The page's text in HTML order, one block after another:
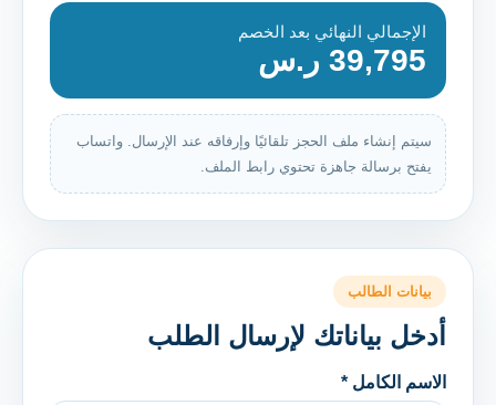
الإجمالي النهائي بعد الخصم
39,795 ر.س
سيتم إنشاء ملف الحجز تلقائيًا وإرفاقه عند الإرسال. واتساب
يفتح برسالة جاهزة تحتوي رابط الملف.
بيانات الطالب
أدخل بياناتك لإرسال الطلب
الاسم الكامل *